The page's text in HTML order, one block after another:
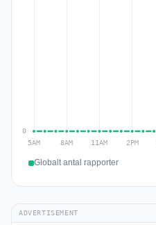
Globalt antal rapporter
ADVERTISEMENT